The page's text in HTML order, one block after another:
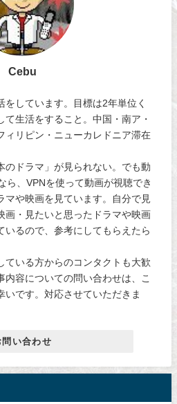
Cebu
しています。目標は2年単位く
て生活をすること。中国・南ア・
ィリピン・ニューカレドニア滞在
ドラマ」が見られない。でも動
ら、VPNを使って動画が視聴でき
マや映画を見ています。自分で見
画・見たいと思ったドラマや映画
いるので、参考にしてもらえたら
いる方からのコンタクトも大歓
内容についての問い合わせは、こ
いです。対応させていただきま
問い合わせ